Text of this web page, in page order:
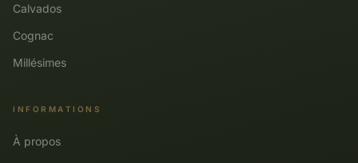
Calvados
Cognac
Millésimes
INFORMATIONS
À propos